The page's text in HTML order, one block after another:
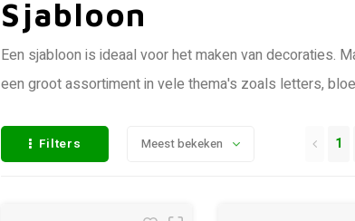
Sjabloon
Een sjabloon is ideaal voor het maken van decoraties.
een groot assortiment in vele thema's zoals letters,
Filters Meest bekeken 1